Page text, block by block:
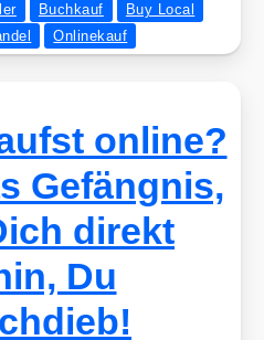
Buchkauf
Buy Local
Onlinekauf
online?
Gefängnis,
direkt
Du